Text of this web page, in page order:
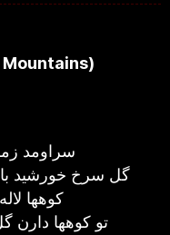
سراومد
گل سرخ خورشيد
کوهها
تو کوهها دارن